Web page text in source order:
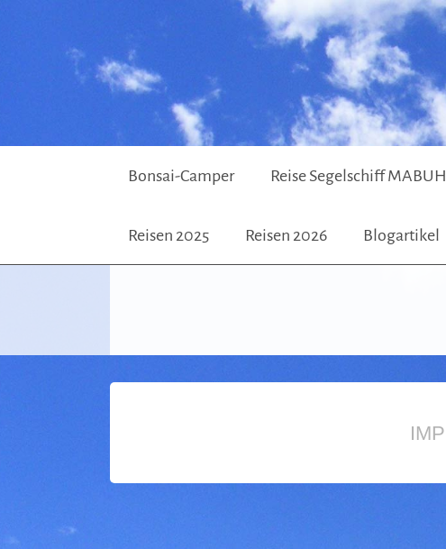
Bonsai-Camper Reise Segelschiff
Reisen 2025 Reisen 2026 Blogartikel